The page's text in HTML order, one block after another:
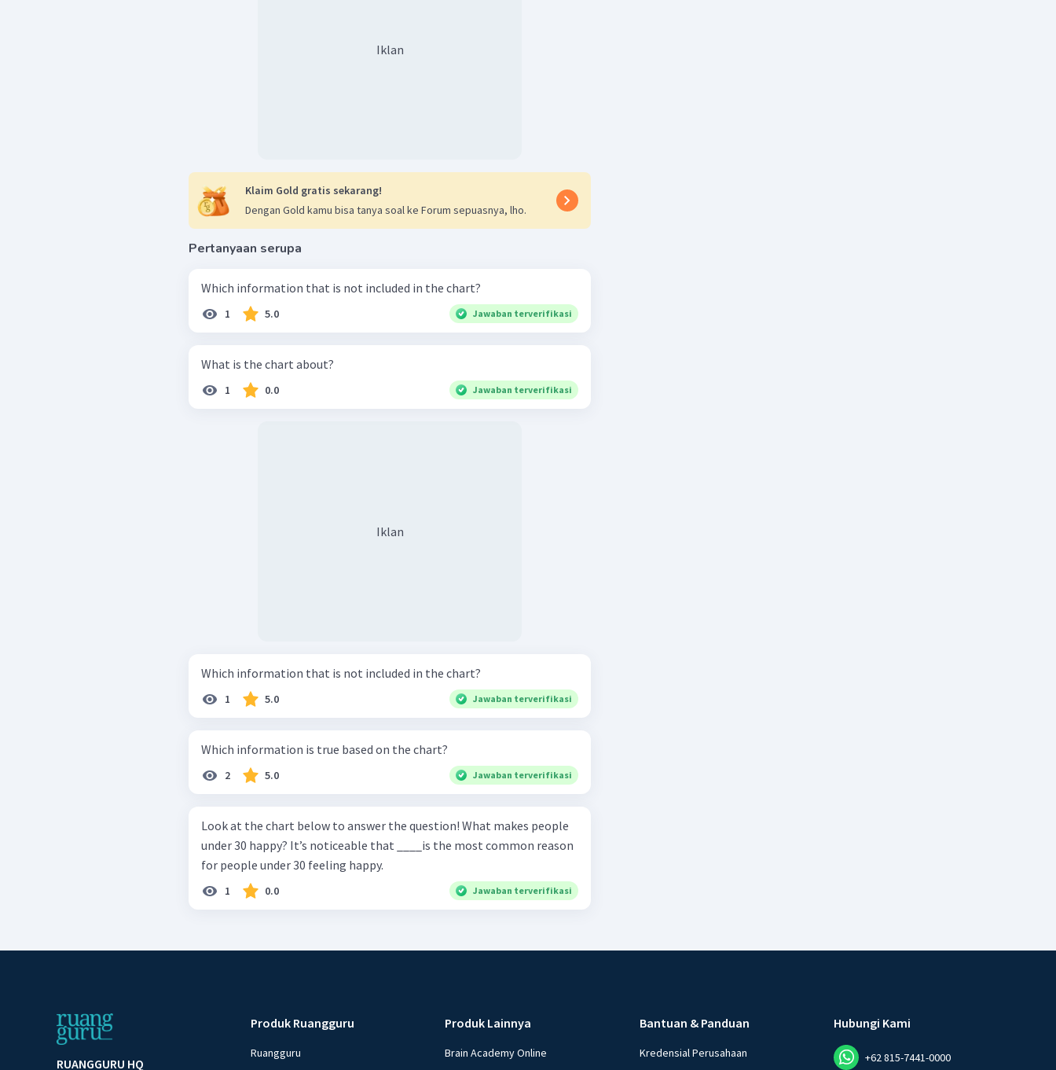
Iklan
Klaim Gold gratis sekarang!
Dengan Gold kamu bisa tanya soal ke Forum sepuasnya, lho.
Pertanyaan serupa
Which information that is not included in the chart?
1 5.0 Jawaban terverifikasi
What is the chart about?
1 0.0 Jawaban terverifikasi
Iklan
Which information that is not included in the chart?
1 5.0 Jawaban terverifikasi
Which information is true based on the chart?
2 5.0 Jawaban terverifikasi
Look at the chart below to answer the question! What makes people
under 30 happy? It’s noticeable that ____is the most common reason
for people under 30 feeling happy.
1 0.0 Jawaban terverifikasi
RUANGGURU HQ
Produk Ruangguru
Ruangguru
Produk Lainnya
Brain Academy Online
Bantuan & Panduan
Kredensial Perusahaan
Hubungi Kami
+62 815-7441-0000